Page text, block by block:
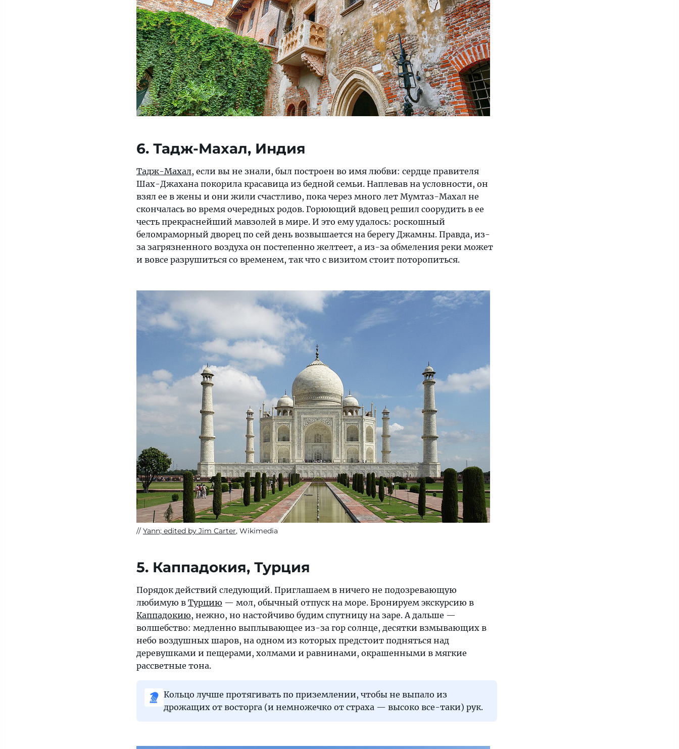
6. Тадж-Махал, Индия
Тадж-Махал, если вы не знали, был построен во имя любви: сердце правителя
Шах-Джахана покорила красавица из бедной семьи. Наплевав на условности, он
взял ее в жены и они жили счастливо, пока через много лет Мумтаз-Махал не
скончалась во время очередных родов. Горюющий вдовец решил соорудить в ее
честь прекраснейший мавзолей в мире. И это ему удалось: роскошный
беломраморный дворец по сей день возвышается на берегу Джамны. Правда, из-
за загрязненного воздуха он постепенно желтеет, а из-за обмеления реки может
и вовсе разрушиться со временем, так что с визитом стоит поторопиться.
Yann; edited by Jim Carter, Wikimedia
5. Каппадокия, Турция
Порядок действий следующий. Приглашаем в ничего не подозревающую
любимую в Турцию — мол, обычный отпуск на море. Бронируем экскурсию в
Каппадокию, нежно, но настойчиво будим спутницу на заре. А дальше —
волшебство: медленно выплывающее из-за гор солнце, десятки взмывающих в
небо воздушных шаров, на одном из которых предстоит подняться над
деревушками и пещерами, холмами и равнинами, окрашенными в мягкие
рассветные тона.
Кольцо лучше протягивать по приземлении, чтобы не выпало из
дрожащих от восторга (и немножечко от страха — высоко все-таки) рук.